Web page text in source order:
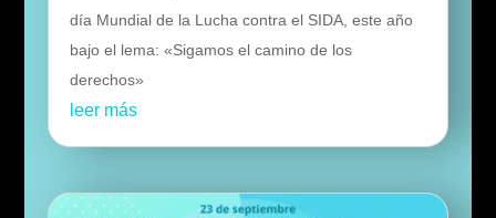
día Mundial de la Lucha contra el SIDA, este año
bajo el lema: «Sigamos el camino de los
derechos»
leer más